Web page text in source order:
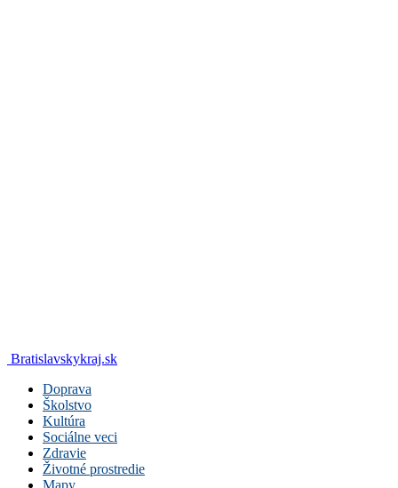
Bratislavskykraj.sk
Doprava
Školstvo
Kultúra
Sociálne veci
Zdravie
Životné prostredie
Mapy